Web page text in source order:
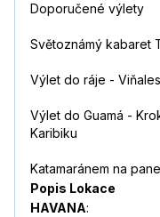
Doporučené výlety
Světoznámý kabaret
Výlet do ráje - Viňales
Výlet do Guamá -
Karibiku
Katamaránem na
Popis Lokace
HAVANA: